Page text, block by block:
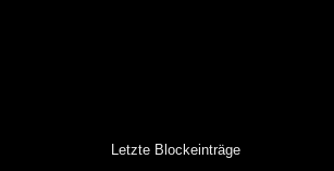
Letzte Blockeinträge